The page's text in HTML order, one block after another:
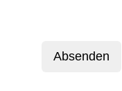
Absenden